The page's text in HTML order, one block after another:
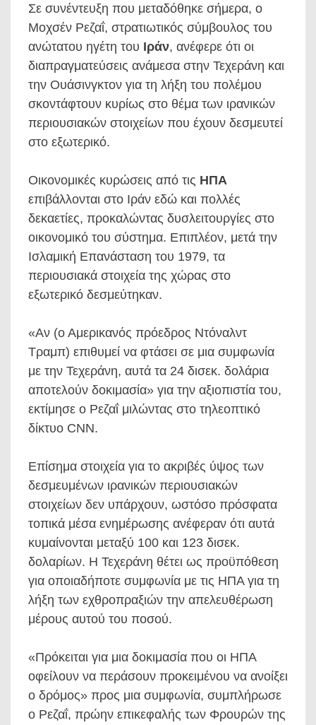
Σε συνέντευξη που μεταδόθηκε σήμερα, ο
Μοχσέν Ρεζαΐ, στρατιωτικός σύμβουλος του
ανώτατου ηγέτη του Ιράν, ανέφερε ότι οι
διαπραγματεύσεις ανάμεσα στην Τεχεράνη και
την Ουάσινγκτον για τη λήξη του πολέμου
σκοντάφτουν κυρίως στο θέμα των ιρανικών
περιουσιακών στοιχείων που έχουν δεσμευτεί
στο εξωτερικό.
Οικονομικές κυρώσεις από τις ΗΠΑ
επιβάλλονται στο Ιράν εδώ και πολλές
δεκαετίες, προκαλώντας δυσλειτουργίες στο
οικονομικό του σύστημα. Επιπλέον, μετά την
Ισλαμική Επανάσταση του 1979, τα
περιουσιακά στοιχεία της χώρας στο
εξωτερικό δεσμεύτηκαν.
«Αν (ο Αμερικανός πρόεδρος Ντόναλντ
Τραμπ) επιθυμεί να φτάσει σε μια συμφωνία
με την Τεχεράνη, αυτά τα 24 δισεκ. δολάρια
αποτελούν δοκιμασία» για την αξιοπιστία του,
εκτίμησε ο Ρεζαΐ μιλώντας στο τηλεοπτικό
δίκτυο CNN.
Επίσημα στοιχεία για το ακριβές ύψος των
δεσμευμένων ιρανικών περιουσιακών
στοιχείων δεν υπάρχουν, ωστόσο πρόσφατα
τοπικά μέσα ενημέρωσης ανέφεραν ότι αυτά
κυμαίνονται μεταξύ 100 και 123 δισεκ.
δολαρίων. Η Τεχεράνη θέτει ως προϋπόθεση
για οποιαδήποτε συμφωνία με τις ΗΠΑ για τη
λήξη των εχθροπραξιών την απελευθέρωση
μέρους αυτού του ποσού.
«Πρόκειται για μια δοκιμασία που οι ΗΠΑ
οφείλουν να περάσουν προκειμένου να ανοίξει
ο δρόμος» προς μια συμφωνία, συμπλήρωσε
ο Ρεζαΐ, πρώην επικεφαλής των Φρουρών της